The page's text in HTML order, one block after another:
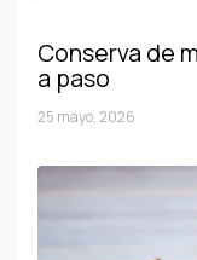
Conserva de
a paso
25 mayo, 2026